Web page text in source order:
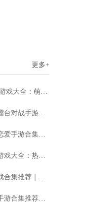
版v1.7
更多+
Furry兽人游戏大全：萌力爆棚与幻想交织的奇趣兽化世界
真实拳击擂台对战手游大全：热血拳台激战来袭
第一人称恋爱手游合集：开启你的专属甜蜜邂逅
火影忍者游戏大全：热血羁绊与忍道传承的全新体验
羽毛球游戏合集推荐｜畅享指尖竞技与运动激情
都市题材手游合集推荐：沉浸式现代都市冒险体验